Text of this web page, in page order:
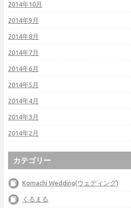
2014年10月
2014年9月
2014年8月
2014年7月
2014年6月
2014年5月
2014年4月
2014年3月
2014年2月
カテゴリー
Komachi Wedding(ウェディング)
くるまる